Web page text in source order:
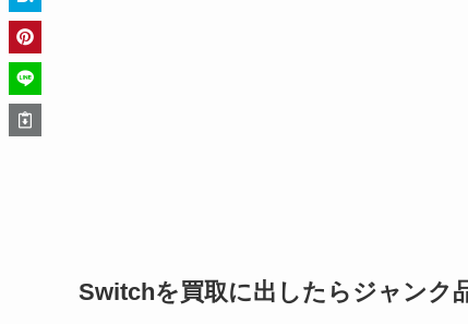
Switchを買取に出したらジャンク